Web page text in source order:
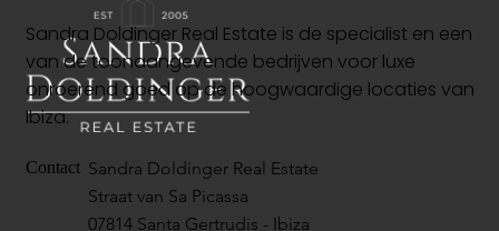
Sandra Doldinger Real Estate is de specialist en een
van de toonaangevende bedrijven voor luxe
onroerend goed op de hoogwaardige locaties van
Ibiza.
Contact Sandra Doldinger Real Estate
Straat van Sa Picassa
07814 Santa Gertrudis - Ibiza